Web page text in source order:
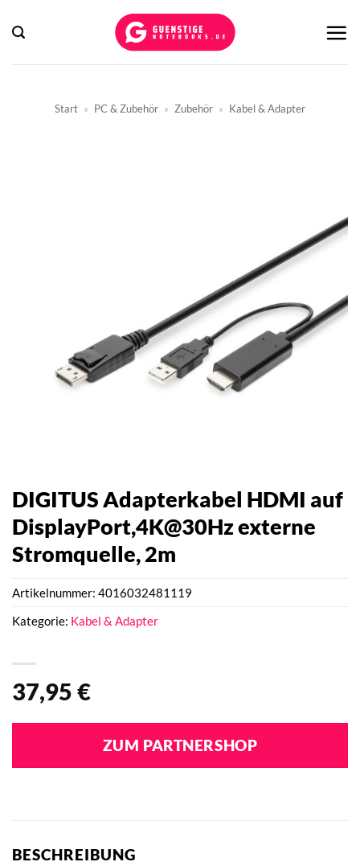
Inhalt
Start » PC & Zubehör » Zubehör » Kabel & Adapter
DIGITUS Adapterkabel HDMI auf
DisplayPort,4K@30Hz externe
Stromquelle, 2m
37,95 €
ZUM PARTNERSHOP
Artikelnummer: 4016032481119
Kategorie: Kabel & Adapter
BESCHREIBUNG